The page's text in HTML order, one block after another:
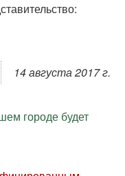
14 августа 2017 г.
городе будет